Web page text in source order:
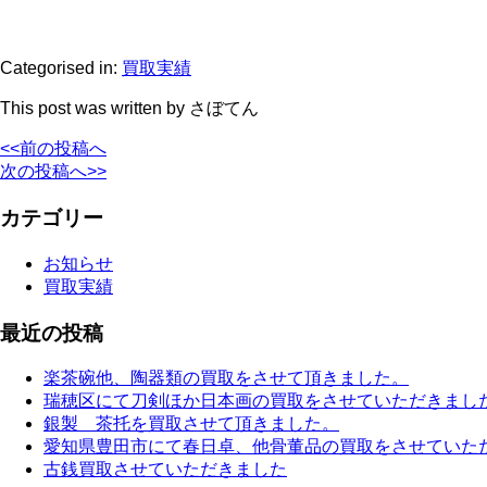
Categorised in: 買取実績
This post was written by さぼてん
<<前の投稿へ
次の投稿へ>>
カテゴリー
お知らせ
買取実績
最近の投稿
楽茶碗他、陶器類の買取をさせて頂きました。
瑞穂区にて刀剣ほか日本画の買取をさせていただきまし
銀製 茶托を買取させて頂きました。
愛知県豊田市にて春日卓、他骨董品の買取をさせていた
古銭買取させていただきました